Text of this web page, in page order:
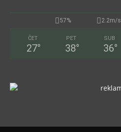
57% 2.2m/s
ČET
27°
PET
38°
SUB
36°